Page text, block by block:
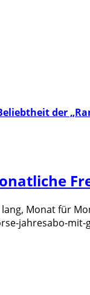
der
Monat für
jahresabo-mit-